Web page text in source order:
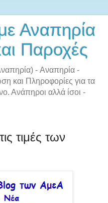
Αναπηρία
Παροχές
- Αναπηρία -
και Πληροφορίες για τα
Ανάπηροι αλλά ίσοι -
τιμές των